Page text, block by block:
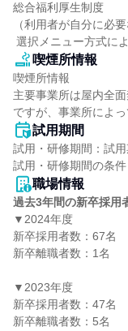
総合福利厚生制度
（利用者が自分に必
選択メニュー方式に
喫煙所情報
喫煙所情報
主要事業所は屋内全
ですが、事業所によっ
試用期間
試用・研修期間：試
職場情報
過去3年間の新卒採用
▼2024年度
新卒採用者数：67名
新卒離職者数：1名
▼2023年度
新卒採用者数：47名
新卒離職者数：5名